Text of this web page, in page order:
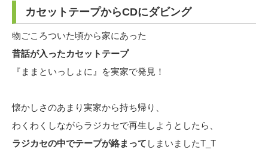
カセットテープからCDにダビング
物ごころついた頃から家にあった
昔話が入ったカセットテープ
『ままといっしょに』を実家で発見！
懐かしさのあまり実家から持ち帰り、
わくわくしながらラジカセで再生しようとしたら、
ラジカセの中でテープが絡まって しまいましたT_T